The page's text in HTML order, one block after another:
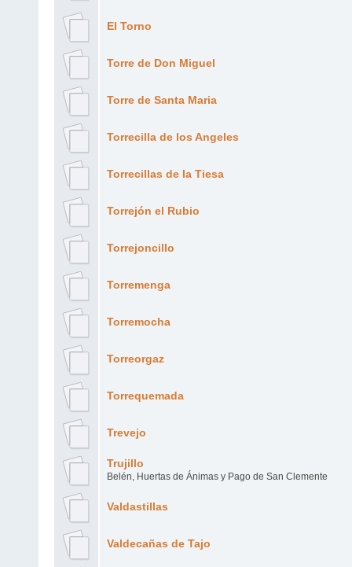
El Torno
Torre de Don Miguel
Torre de Santa Maria
Torrecilla de los Angeles
Torrecillas de la Tiesa
Torrejón el Rubio
Torrejoncillo
Torremenga
Torremocha
Torreorgaz
Torrequemada
Trevejo
Trujillo
Belén, Huertas de Ánimas y Pago de San Clemente
Valdastillas
Valdecañas de Tajo